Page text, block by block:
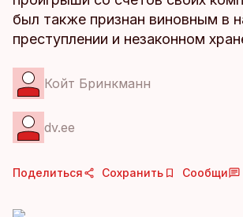
был также признан виновным в
преступлении и незаконном
Койт Бринкманн
dv.ee
Поделиться Сохранить Сообщи